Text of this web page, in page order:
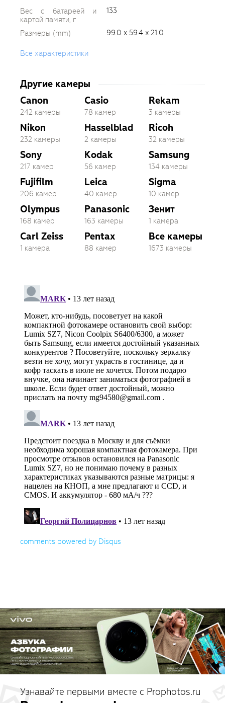
Вес с батареей и
картой памяти, г
133
Размеры (mm) 99.0 x 59.4 x 21.0
Все характеристики
Другие камеры
Canon
242 камеры
Nikon
232 камеры
Sony
217 камер
Fujifilm
206 камер
Olympus
168 камер
Carl Zeiss
1 камера
Casio
78 камер
Hasselblad
2 камеры
Kodak
56 камер
Leica
40 камер
Panasonic
163 камеры
Pentax
88 камер
Rekam
3 камеры
Ricoh
32 камеры
Samsung
134 камеры
Sigma
10 камер
Зенит
1 камера
Все камеры
1673 камеры
comments powered by Disqus
Узнавайте первыми вместе с Prophotos.ru